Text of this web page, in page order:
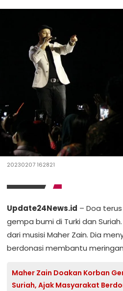
20230207 162821
Update24News.id – Doa
gempa bumi di Turki dan
dari musisi Maher Zain. Dia
berdonasi membantu
Maher Zain Doakan Korban
Suriah, Ajak Masyarakat